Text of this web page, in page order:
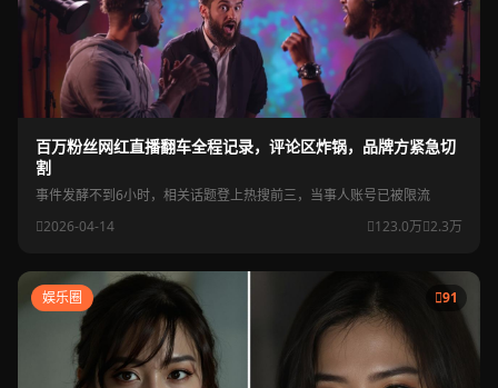
百万粉丝网红直播翻车全程记录，评论区炸锅，品牌方紧急切
割
事件发酵不到6小时，相关话题登上热搜前三，当事人账号已被限流
2026-04-14
123.0万 2.3万
娱乐圈 91